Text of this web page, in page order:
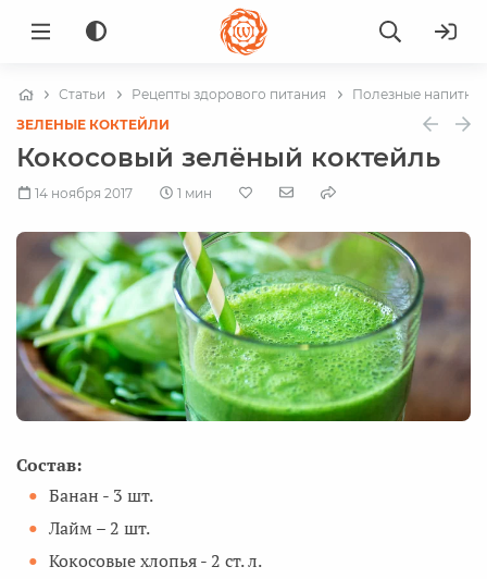
Статьи Рецепты здорового питания
Полезные напитки
ЗЕЛЕНЫЕ КОКТЕЙЛИ
Кокосовый зелёный коктейль
14 ноября 2017 1 мин
Состав:
Банан - 3 шт.
Лайм – 2 шт.
Кокосовые хлопья - 2 ст. л.